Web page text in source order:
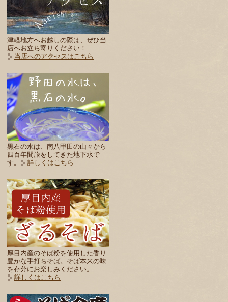
津軽地方へお越しの際は、ぜひ当
店へお立ち寄りください！
当店へのアクセスはこちら
黒石の水は、南八甲田の山々から
四百年間旅をしてきた地下水で
す。
詳しくはこちら
厚目内産のそば粉を使用した香り
豊かな手打ちそば。そば本来の味
を存分にお楽しみください。
詳しくはこちら